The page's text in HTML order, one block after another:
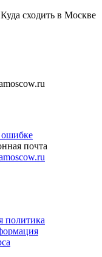
сходить в Москве
почта
политика